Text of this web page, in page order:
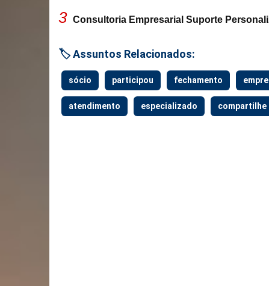
3 Consultoria Empresarial Suporte
🏷️ Assuntos Relacionados:
sócio participou fechamento
atendimento especializado compartilhe